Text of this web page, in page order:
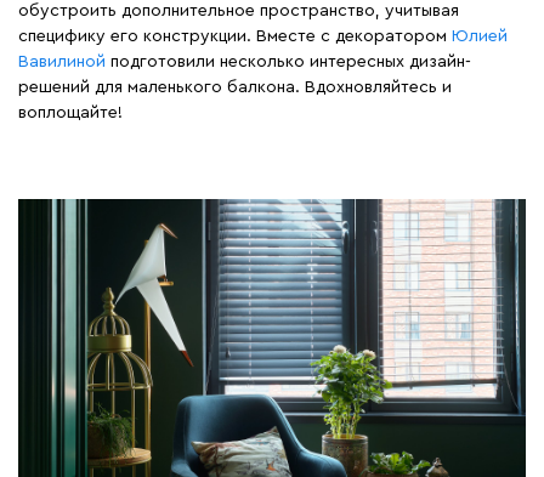
обустроить дополнительное пространство, учитывая
специфику его конструкции. Вместе с декоратором Юлией
Вавилиной подготовили несколько интересных дизайн-
решений для маленького балкона. Вдохновляйтесь и
воплощайте!